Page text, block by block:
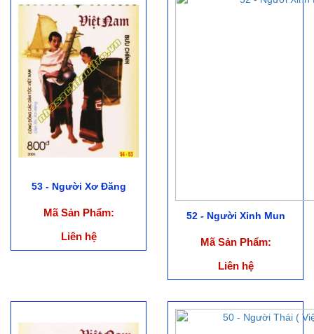
53 - Người Xơ Đăng
Mã Sản Phẩm:
Liên hệ
52 - Người Xinh Mun
Mã Sản Phẩm:
Liên hệ